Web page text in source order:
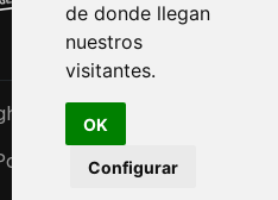
de donde llegan
nuestros
visitantes.
OK
Configurar
reserved
de-privacidad